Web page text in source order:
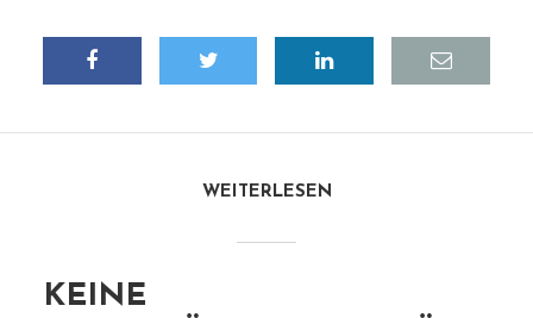
WEITERLESEN
KEINE